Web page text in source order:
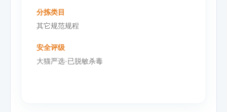
分拣类目
其它规范规程
安全评级
大猫严选·已脱敏杀毒